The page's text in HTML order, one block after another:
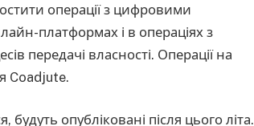
операції з цифровими
платформах і в операціях з
передачі власності. Операції на
Coadjute.
опубліковані після цього літа.